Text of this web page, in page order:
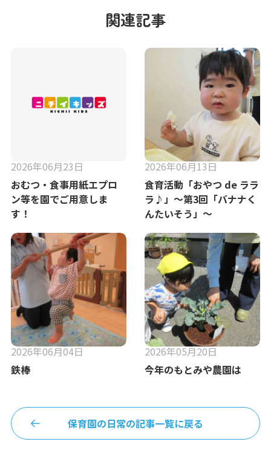
関連記事
2026年06月23日
おむつ・食事用紙エプロ
ン等を園でご用意しま
す！
2026年06月13日
食育活動「おやつ de ララ
ラ♪」～第3回「バナナく
んたいそう」～
2026年06月04日
鉄棒
2026年05月20日
今年のもとみや農園は
保育園の日常の記事一覧に戻る